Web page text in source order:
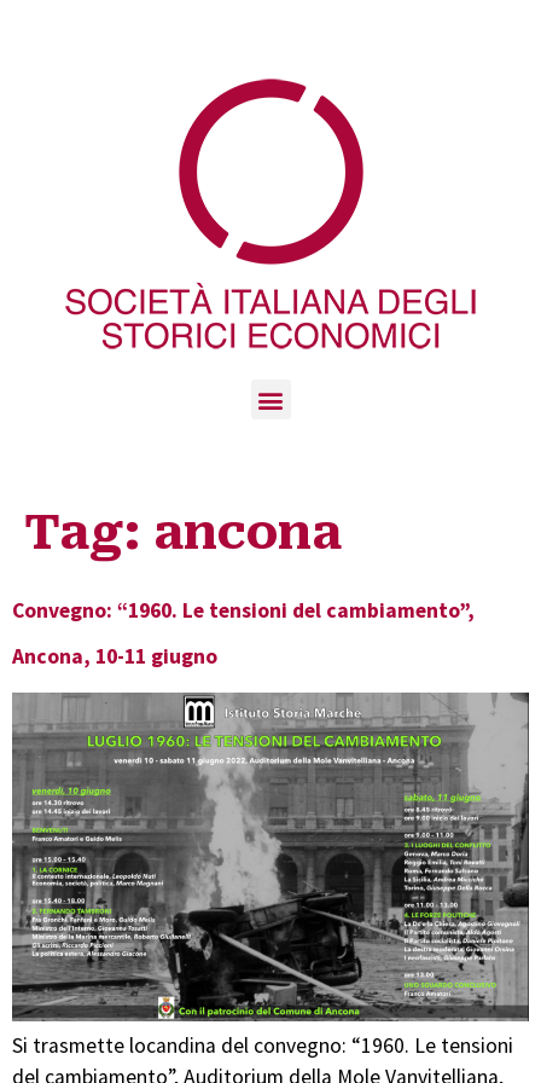
Tag: ancona
Convegno: “1960. Le tensioni del cambiamento”,
Ancona, 10-11 giugno
Si trasmette locandina del convegno: “1960. Le tensioni
del cambiamento”, Auditorium della Mole Vanvitelliana,